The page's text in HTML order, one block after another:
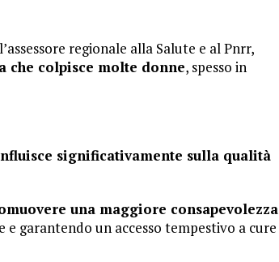
regionale alla Salute e al Pnrr,
che colpisce molte donne, spesso in
significativamente sulla qualità
una maggiore consapevolezza
e garantendo un accesso tempestivo a cure